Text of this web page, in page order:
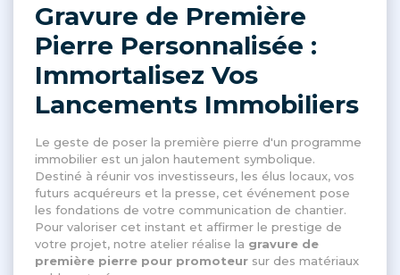
Gravure de Première
Pierre Personnalisée :
Immortalisez Vos
Lancements Immobiliers
Le geste de poser la première pierre d'un programme
immobilier est un jalon hautement symbolique.
Destiné à réunir vos investisseurs, les élus locaux, vos
futurs acquéreurs et la presse, cet événement pose
les fondations de votre communication de chantier.
Pour valoriser cet instant et affirmer le prestige de
votre projet, notre atelier réalise la gravure de
première pierre pour promoteur sur des matériaux